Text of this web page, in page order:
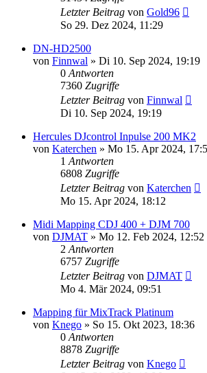
Letzter Beitrag von Gold96
So 29. Dez 2024, 11:29
DN-HD2500
von Finnwal » Di 10. Sep 2024, 19:19
0 Antworten
7360 Zugriffe
Letzter Beitrag von Finnwal
Di 10. Sep 2024, 19:19
Hercules DJcontrol Inpulse 200 MK2
von Katerchen » Mo 15. Apr 2024,
1 Antworten
6808 Zugriffe
Letzter Beitrag von Katerchen
Mo 15. Apr 2024, 18:12
Midi Mapping CDJ 400 + DJM 700
von DJMAT » Mo 12. Feb 2024, 12:52
2 Antworten
6757 Zugriffe
Letzter Beitrag von DJMAT
Mo 4. Mär 2024, 09:51
Mapping für MixTrack Platinum
von Knego » So 15. Okt 2023, 18:36
0 Antworten
8878 Zugriffe
Letzter Beitrag von Knego